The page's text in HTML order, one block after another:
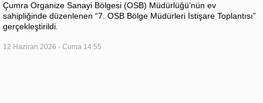
Çumra Organize Sanayi Bölgesi (OSB) Müdürlüğü’nün ev
sahipliğinde düzenlenen “7. OSB Bölge Müdürleri İstişare Toplantısı”
gerçekleştirildi.
12 Haziran 2026 - Cuma 14:55